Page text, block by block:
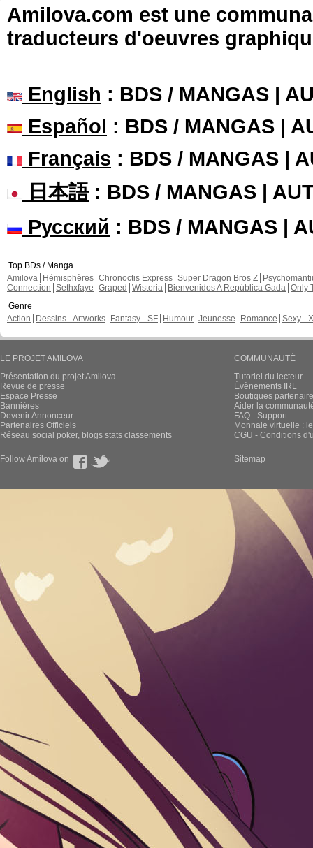
Amilova.com est une
traducteurs d'oeuvres
English : BDS / MANGAS |
Español : BDS / MANGAS |
Français : BDS / MANGAS |
日本語: BDS / MANGAS |
Русский : BDS / MANGAS |
Top BDs / Manga
Amilova
Hémisphères Chronoctis Express Super Dragon Bros Z
Connection Sethxfaye Graped Wisteria Bienvenidos A República Gada Only
Genre
Action
Dessins - Artworks Fantasy - SF Humour Jeunesse Romance Sexy -
LE PROJET AMILOVA
Présentation du projet Amilova
Revue de presse
Espace Presse
Bannières
Devenir Annonceur
Partenaires Officiels
Réseau social poker, blogs stats classements
COMMUNAUTÉ
Tutoriel du lecteur
Évènements IRL
Boutiques
Aider la
FAQ - Support
Monnaie virtuelle :
CGU - Conditions
Follow Amilova on Sitemap